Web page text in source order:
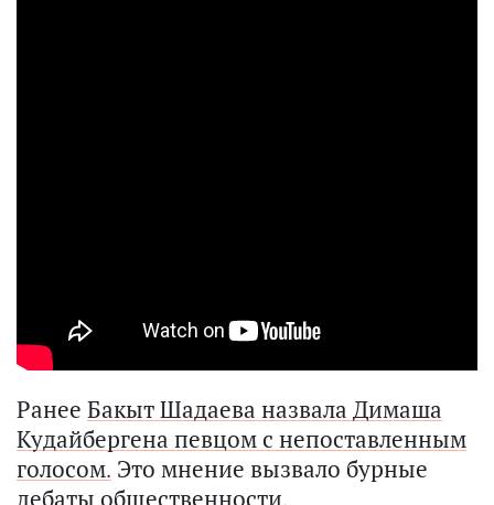
Ранее Бакыт Шадаева назвала Димаша
Кудайбергена певцом с непоставленным
голосом. Это мнение вызвало бурные
дебаты общественности.